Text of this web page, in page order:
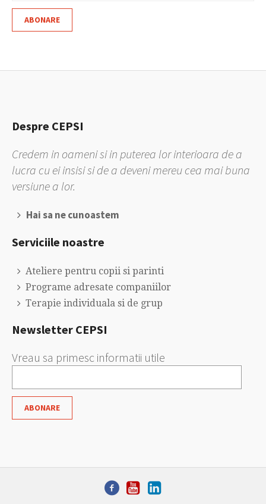
Despre CEPSI
Credem in oameni si in puterea lor interioara de a
lucra cu ei insisi si de a deveni mereu cea mai buna
versiune a lor.
Hai sa ne cunoastem
Serviciile noastre
Ateliere pentru copii si parinti
Programe adresate companiilor
Terapie individuala si de grup
Newsletter CEPSI
Vreau sa primesc informatii utile